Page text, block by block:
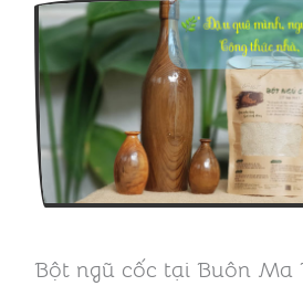
Bột ngũ cốc tại Buôn Ma